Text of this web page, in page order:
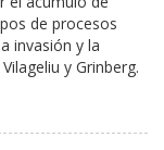
de procesos
invasión y la
y Grinberg.